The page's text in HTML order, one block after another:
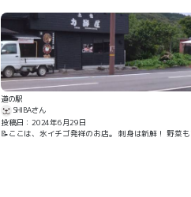
道の駅
SHIBAさん
投稿日：2024年6月29日
📝ここは、氷イチゴ発祥のお店。 刺身は新鮮！ 野菜